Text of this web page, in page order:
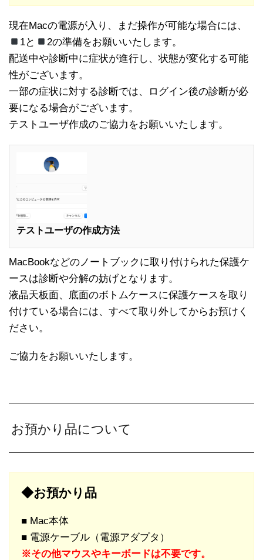
現在Macの電源が入り、まだ操作が可能な場合には、
1と
2の準備をお願いいたします。
配送中や診断中に症状が進行し、状態が変化する可能
性がございます。
一部の症状に対する診断では、ログイン後の診断が必
要になる場合がございます。
テストユーザ作成のご協力をお願いいたします。
テストユーザの作成方法
MacBookなどのノートブックに取り付けられた保護ケ
ースは診断や分解の妨げとなります。
液晶天板面、底面のボトムケースに保護ケースを取り
付けている場合には、すべて取り外してからお預けく
ださい。
ご協力をお願いいたします。
お預かり品について
◆お預かり品
■ Mac本体
■ 電源ケーブル（電源アダプタ）
※その他マウスやキーボードは不要です。